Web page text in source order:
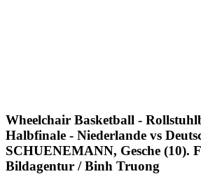
Wheelchair Basketball -
Halbfinale - Niederlande vs
SCHUENEMANN, Gesche (10).
Bildagentur / Binh Truong